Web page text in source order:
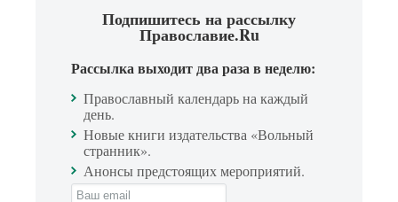
Подпишитесь на рассылку
Православие.Ru
Рассылка выходит два раза в неделю:
Православный календарь на каждый
день.
Новые книги издательства «Вольный
странник».
Анонсы предстоящих мероприятий.